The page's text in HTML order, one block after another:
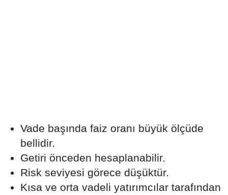
Vade başında faiz oranı büyük ölçüde
bellidir.
Getiri önceden hesaplanabilir.
Risk seviyesi görece düşüktür.
Kısa ve orta vadeli yatırımcılar tarafından